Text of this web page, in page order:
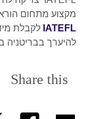
מקצוע מתחום
IATEFL לקבלת
להיערך בבריטניה
Share this